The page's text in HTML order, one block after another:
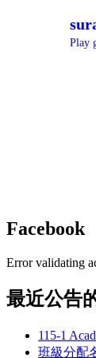
Play
Facebook
Error validating
最近公告
115-1
班級分配